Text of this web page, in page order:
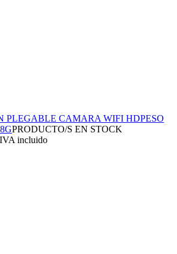
PLEGABLE CAMARA WIFI HDPESO
PRODUCTO/S EN STOCK
IVA incluido